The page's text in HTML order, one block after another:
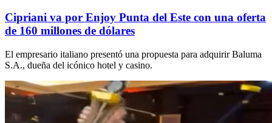
Cipriani va por Enjoy Punta del Este con una oferta
de 160 millones de dólares
El empresario italiano presentó una propuesta para adquirir Baluma
S.A., dueña del icónico hotel y casino.